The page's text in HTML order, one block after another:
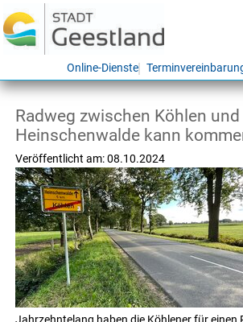
Online-Dienste
Radweg zwischen Köhlen und
Heinschenwalde kann
Veröffentlicht am:08.10.2024